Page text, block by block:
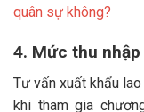
quân sự không?
4. Mức thu
Tư vấn xuất khẩu
khi tham gia